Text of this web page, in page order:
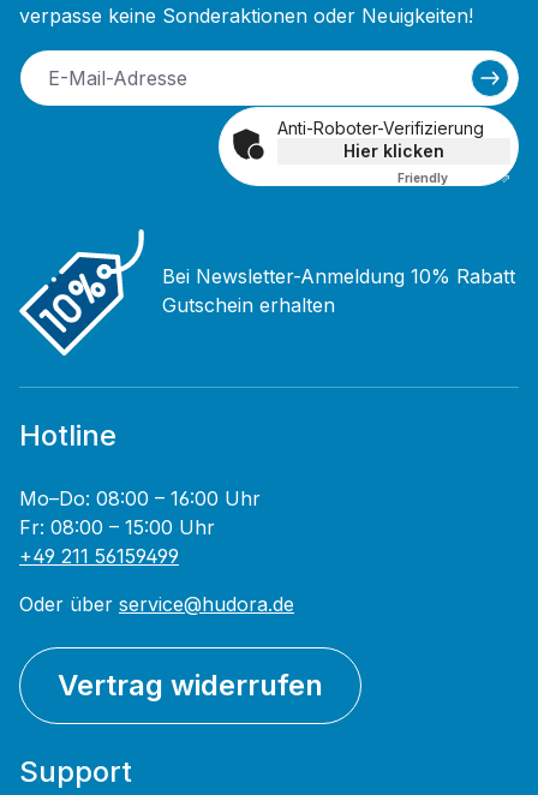
verpasse keine Sonderaktionen oder Neuigkeiten!
Anti-Roboter-Verifizierung
Hier klicken
Friendly Captcha ⇗
Bei Newsletter-Anmeldung 10% Rabatt
Gutschein erhalten
Hotline
Mo–Do: 08:00 – 16:00 Uhr
Fr: 08:00 – 15:00 Uhr
+49 211 56159499
Oder über service@hudora.de
Vertrag widerrufen
Support